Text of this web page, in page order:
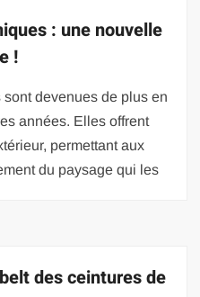
: une nouvelle
!
devenues de plus en
années. Elles offrent
permettant aux
du paysage qui les
des ceintures de